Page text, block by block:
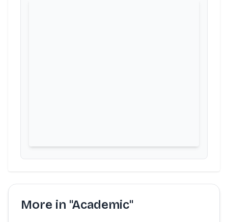
More in "Academic"